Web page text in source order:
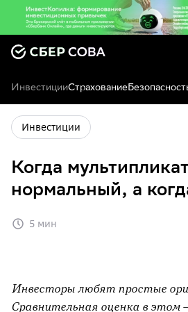
ИнвестицииСтрахование
Инвестиции
Когда
нормальный, а
5 мин
Инвесторы любят простые
Сравнительная оценка в этом